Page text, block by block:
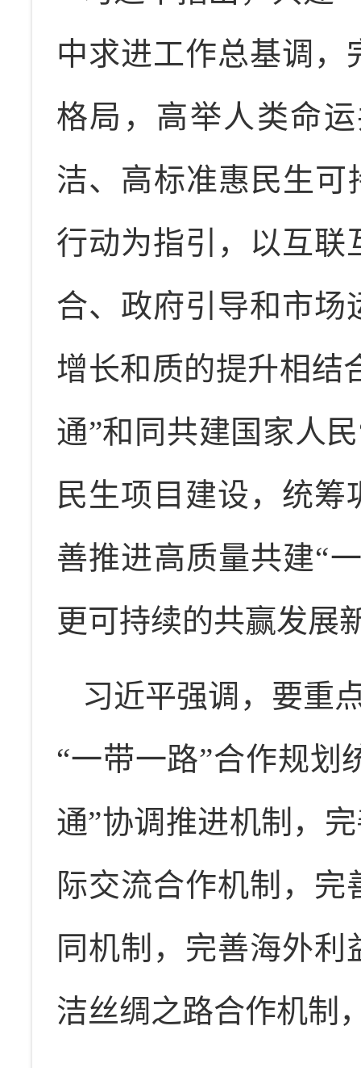
中求进工作总基调
格局，高举人类命
洁、高标准惠民生可
行动为指引，以互联
合、政府引导和市场
增长和质的提升相结
通”和同共建国家人
民生项目建设，统
善推进高质量共建“
更可持续的共赢发展
习近平强调，要重
“一带一路”合作规划
通”协调推进机制，
际交流合作机制，
同机制，完善海外
洁丝绸之路合作机制